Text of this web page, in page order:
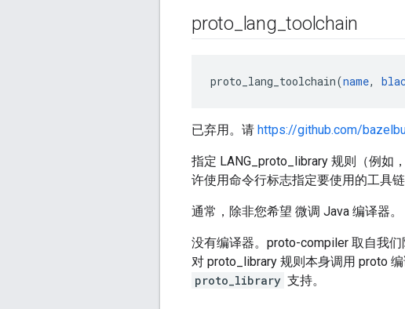
proto lang _toolchain
proto_lang_toolchain(name,
已弃用。请 https://github.com/
指定 LANG_proto_library 规则（例如，
许使用命令行标志指定要使用的工具链
通常，除非您希望 微调 Java 编译器。
没有编译器。proto-compiler 取自我
对 proto_library 规则本身调用 proto
proto_library 支持。